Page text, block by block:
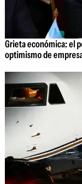
Grieta económica: el
optimismo de